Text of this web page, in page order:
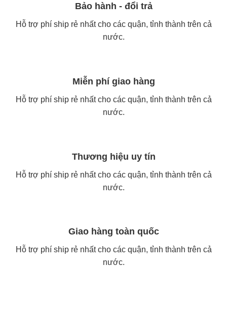
Bảo hành - đổi trả
Hỗ trợ phí ship rẻ nhất cho các quận, tỉnh thành trên cả
nước.
Miễn phí giao hàng
Hỗ trợ phí ship rẻ nhất cho các quận, tỉnh thành trên cả
nước.
Thương hiệu uy tín
Hỗ trợ phí ship rẻ nhất cho các quận, tỉnh thành trên cả
nước.
Giao hàng toàn quốc
Hỗ trợ phí ship rẻ nhất cho các quận, tỉnh thành trên cả
nước.